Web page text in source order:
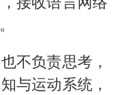
不负责思考，
与运动系统，